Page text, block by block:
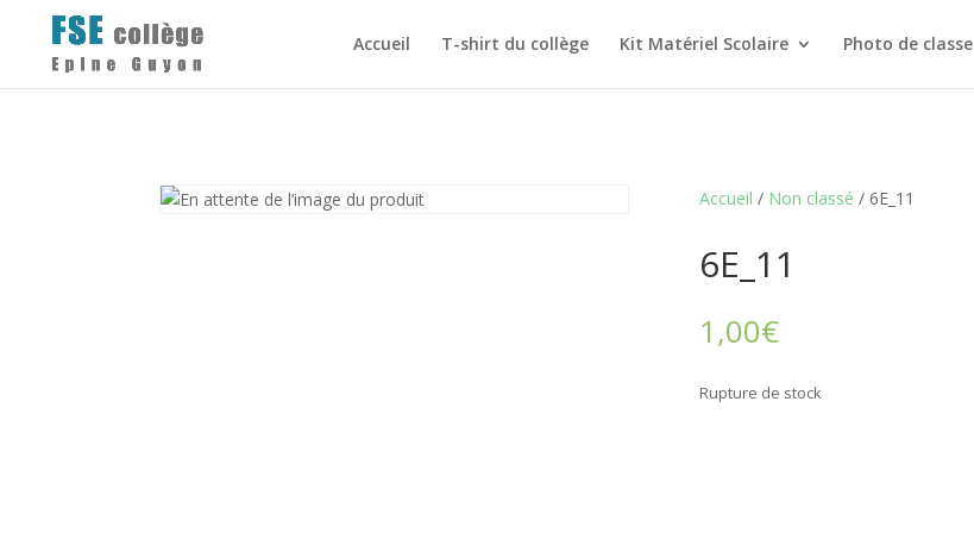
Accueil T-shirt du collège Kit Matériel Scolaire Photo de classe
Accueil / Non classé / 6E_11
6E_11
1,00€
Rupture de stock